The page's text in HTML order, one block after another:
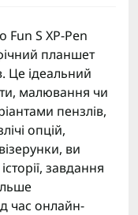
Fun S XP-Pen
планшет
Це ідеальний
малювання чи
пензлів,
опцій,
ви
завдання
час онлайн-